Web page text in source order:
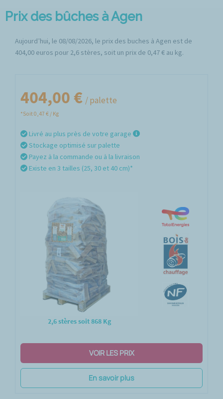
Prix des bûches à Agen
Aujourd’hui, le 08/08/2026, le prix des buches à Agen est de
404,00 euros pour 2,6 stères, soit un prix de 0,47 € au kg.
2,6 stères soit 868 Kg
404,00 € / palette
*Soit 0,47 € / Kg
Livré au plus près de votre garage
Stockage optimisé sur palette
Payez à la commande ou à la livraison
Existe en 3 tailles (25, 30 et 40 cm)*
VOIR LES PRIX
En savoir plus